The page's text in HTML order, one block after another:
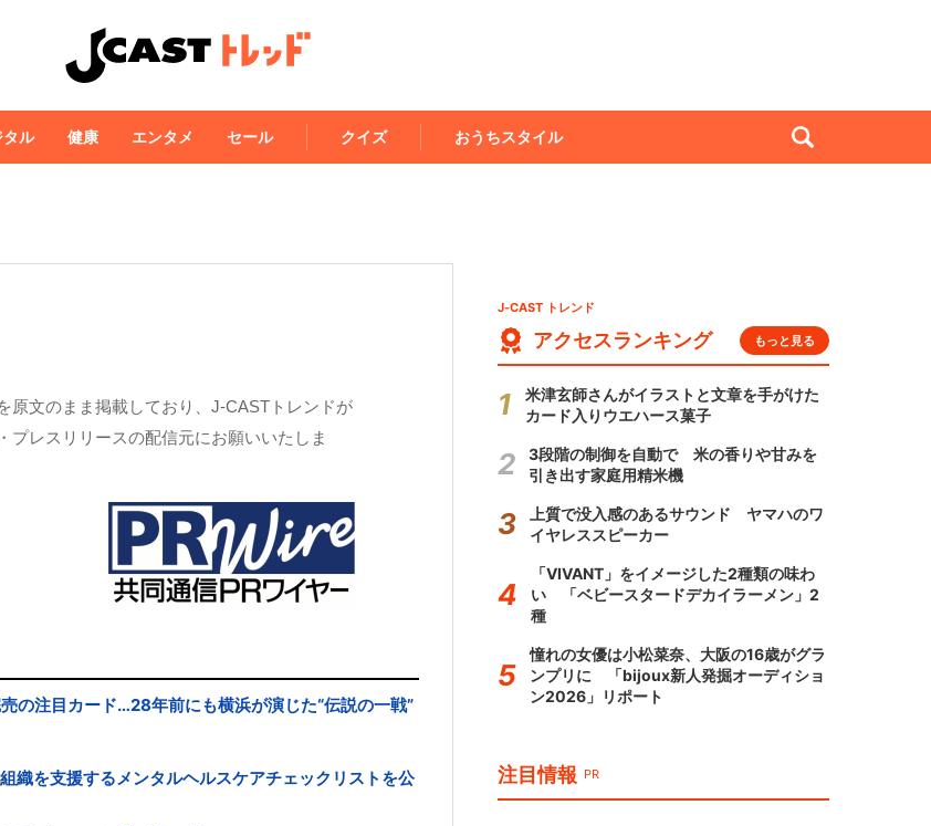
ル 健康 エンタメ セール クイズ おうちスタイル
原文のまま掲載しており、J-CASTトレンドが
レスリリースの配信元にお願いいたしま
注目カード…28年前にも横浜が演じた“伝説の一戦”
織を支援するメンタルヘルスケアチェックリストを公
J-CAST トレンド
アクセスランキング もっと見る
米津玄師さんがイラストと文章を手がけた
カード入りウエハース菓子
3段階の制御を自動で 米の香りや甘みを
引き出す家庭用精米機
上質で没入感のあるサウンド ヤマハのワ
イヤレススピーカー
「VIVANT」をイメージした2種類の味わ
い 「ベビースタードデカイラーメン」2
種
憧れの女優は小松菜奈、大阪の16歳がグラ
ンプリに 「bijoux新人発掘オーディショ
ン2026」リポート
注目情報 PR